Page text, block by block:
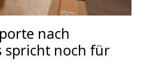
nach
spricht noch für